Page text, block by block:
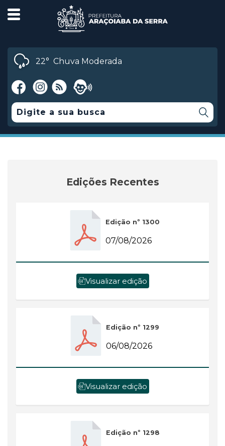
22° Chuva Moderada
Edições Recentes
Edição nº 1300
07/08/2026
Visualizar edição
Edição nº 1299
06/08/2026
Visualizar edição
Edição nº 1298